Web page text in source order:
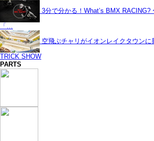
3分で分かる！What’s BMX RACING?
「…
空飛ぶチャリがイオンレイクタウン
TRICK SHOW
PARTS